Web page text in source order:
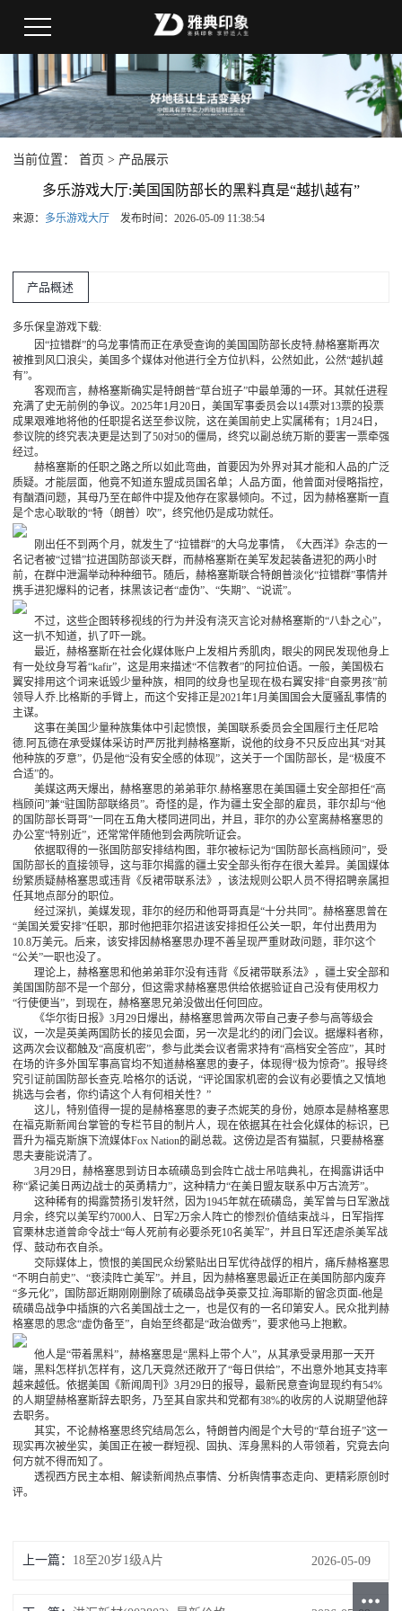
当前位置： 首页 > 产品展示
多乐游戏大厅:美国国防部长的黑料真是“越扒越有”
来源： 多乐游戏大厅 发布时间：2026-05-09 11:38:54
产品概述
多乐保皇游戏下载:
因“拉错群”的乌龙事情而正在承受查询的美国国防部长皮特.赫格塞斯再次
被推到风口浪尖，美国多个媒体对他进行全方位扒料，公然如此，公然“越扒越
有”。
客观而言，赫格塞斯确实是特朗普“草台班子”中最单薄的一环。其就任进程
充满了史无前例的争议。2025年1月20日，美国军事委员会以14票对13票的投票
成果艰难地将他的任职提名送至参议院，这在美国前史上实属稀有；1月24日，
参议院的终究表决更是达到了50对50的僵局，终究以副总统万斯的要害一票牵强
经过。
赫格塞斯的任职之路之所以如此弯曲，首要因为外界对其才能和人品的广泛
质疑。才能层面，他竟不知道东盟成员国名单；人品方面，他曾面对侵略指控，
有酗酒问题，其母乃至在邮件中提及他存在家暴倾向。不过，因为赫格塞斯一直
是个忠心耿耿的“特（朗普）吹”，终究他仍是成功就任。
刚出任不到两个月，就发生了“拉错群”的大乌龙事情，《大西洋》杂志的一
名记者被“过错”拉进国防部谈天群，而赫格塞斯在美军发起装备进犯的两小时
前，在群中泄漏举动种种细节。随后，赫格塞斯联合特朗普淡化“拉错群”事情并
携手进犯爆料的记者，抹黑该记者“虚伪”、“失期”、“说谎”。
不过，这些企图转移视线的行为并没有浇灭言论对赫格塞斯的“八卦之心”，
这一扒不知道，扒了吓一跳。
最近，赫格塞斯在社会化媒体账户上发相片秀肌肉，眼尖的网民发现他身上
有一处纹身写着“kafir”，这是用来描述“不信教者”的阿拉伯语。一般，美国极右
翼安排用这个词来诋毁少量种族，相同的纹身也呈现在极右翼安排“自豪男孩”前
领导人乔.比格斯的手臂上，而这个安排正是2021年1月美国国会大厦骚乱事情的
主谋。
这事在美国少量种族集体中引起愤恨，美国联系委员会全国履行主任尼哈
德.阿瓦德在承受媒体采访时严厉批判赫格塞斯，说他的纹身不只反应出其“对其
他种族的歹意”，仍是他“没有安全感的体现”，这关于一个国防部长，是“极度不
合适”的。
美媒这两天爆出，赫格塞思的弟弟菲尔.赫格塞思在美国疆土安全部担任“高
档顾问”兼“驻国防部联络员”。奇怪的是，作为疆土安全部的雇员，菲尔却与“他
的国防部长哥哥”一同在五角大楼同进同出，并且，菲尔的办公室离赫格塞思的
办公室“特别近”，还常常伴随他到会两院听证会。
依据取得的一张国防部安排结构图，菲尔被标记为“国防部长高档顾问”，受
国防部长的直接领导，这与菲尔揭露的疆土安全部头衔存在很大差异。美国媒体
纷繁质疑赫格塞思或违背《反裙带联系法》，该法规则公职人员不得招聘亲属担
任其地点部分的职位。
经过深扒，美媒发现，菲尔的经历和他哥哥真是“十分共同”。赫格塞思曾在
“美国关爱安排”任职，那时他把菲尔招进该安排担任公关一职，年付出费用为
10.8万美元。后来，该安排因赫格塞思办理不善呈现严重财政问题，菲尔这个
“公关”一职也没了。
理论上，赫格塞思和他弟弟菲尔没有违背《反裙带联系法》，疆土安全部和
美国国防部不是一个部分，但这需求赫格塞思供给依据验证自己没有使用权力
“行使便当”，到现在，赫格塞思兄弟没做出任何回应。
《华尔街日报》3月29日爆出，赫格塞思曾两次带自己妻子参与高等级会
议，一次是英美两国防长的接见会面，另一次是北约的闭门会议。据爆料者称，
这两次会议都触及“高度机密”，参与此类会议者需求持有“高档安全答应”，其时
在场的许多外国军事高官均不知道赫格塞思的妻子，体现得“极为惊奇”。报导终
究引证前国防部长查克.哈格尔的话说，“评论国家机密的会议有必要慎之又慎地
挑选与会者，你约请这个人有何相关性？”
这儿，特别值得一提的是赫格塞思的妻子杰妮芙的身份，她原本是赫格塞思
在福克斯新闻台掌管的专栏节目的制片人，现在依据其在社会化媒体的标识，已
晋升为福克斯旗下流媒体Fox Nation的副总裁。这傍边是否有猫腻，只要赫格塞
思夫妻能说清了。
3月29日，赫格塞思到访日本硫磺岛到会阵亡战士吊唁典礼，在揭露讲话中
称“紧记美日两边战士的英勇精力”，这种精力“在美日盟友联系中万古流芳”。
这种稀有的揭露赞扬引发轩然，因为1945年就在硫磺岛，美军曾与日军激战
月余，终究以美军约7000人、日军2万余人阵亡的惨烈价值结束战斗，日军指挥
官栗林忠道曾命令战士“每人死前有必要杀死10名美军”，并且日军还虐杀美军战
俘、鼓动布衣自杀。
交际媒体上，愤恨的美国民众纷繁贴出日军优待战俘的相片，痛斥赫格塞思
“不明白前史”、“亵渎阵亡美军”。并且，因为赫格塞思最近正在美国防部内废弃
“多元化”，国防部近期刚刚删除了硫磺岛战争英豪艾拉.海耶斯的留念页面-他是
硫磺岛战争中插旗的六名美国战士之一，也是仅有的一名印第安人。民众批判赫
格塞思的思念“虚伪备至”，自始至终都是“政治做秀”，要求他马上抱歉。
他人是“带着黑料”，赫格塞思是“黑料上带个人”，从其承受录用那一天开
端，黑料怎样扒怎样有，这几天竟然还敞开了“每日供给”，不出意外地其支持率
越来越低。依据美国《新闻周刊》3月29日的报导，最新民意查询显现约有54%
的人期望赫格塞斯辞去职务，乃至其自家共和党都有38%的收房的人说期望他辞
去职务。
其实，不论赫格塞思终究结局怎么，特朗普内阁是个大号的“草台班子”这一
现实再次被坐实，美国正在被一群短视、固执、浑身黑料的人带领着，究竟去向
何方就不得而知了。
透视西方民主本相、解读新闻热点事情、分析舆情事态走向、更精彩原创时
评。
上一篇： 18至20岁1级A片 2026-05-09